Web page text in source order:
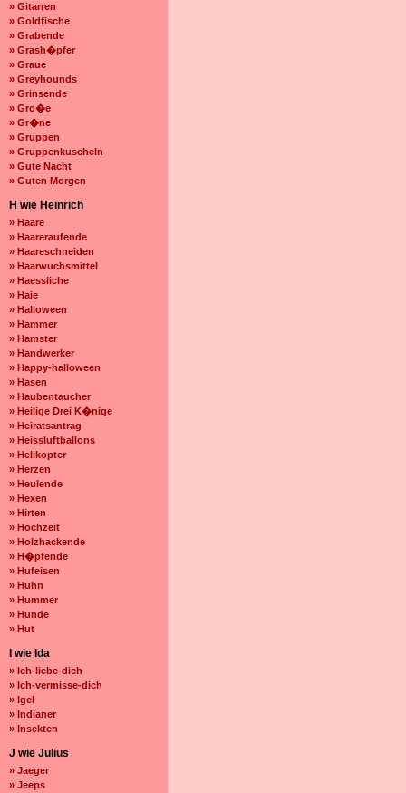
» Gitarren
» Goldfische
» Grabende
» Grash�pfer
» Graue
» Greyhounds
» Grinsende
» Gro�e
» Gr�ne
» Gruppen
» Gruppenkuscheln
» Gute Nacht
» Guten Morgen
H wie Heinrich
» Haare
» Haareraufende
» Haareschneiden
» Haarwuchsmittel
» Haessliche
» Haie
» Halloween
» Hammer
» Hamster
» Handwerker
» Happy-halloween
» Hasen
» Haubentaucher
» Heilige Drei K�nige
» Heiratsantrag
» Heissluftballons
» Helikopter
» Herzen
» Heulende
» Hexen
» Hirten
» Hochzeit
» Holzhackende
» H�pfende
» Hufeisen
» Huhn
» Hummer
» Hunde
» Hut
I wie Ida
» Ich-liebe-dich
» Ich-vermisse-dich
» Igel
» Indianer
» Insekten
J wie Julius
» Jaeger
» Jeeps